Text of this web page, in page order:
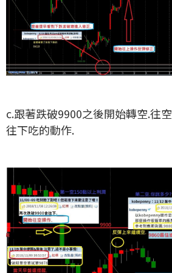
c.跟著跌破9900之後開始轉空.往
往下吃的動作.